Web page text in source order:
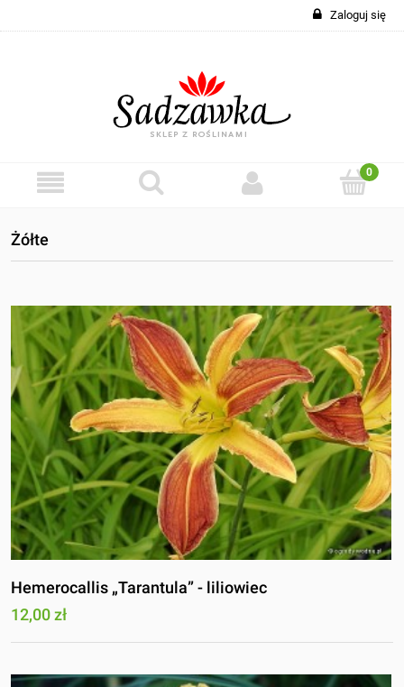
Zaloguj się
Żółte
Hemerocallis „Tarantula” - liliowiec
12,00 zł